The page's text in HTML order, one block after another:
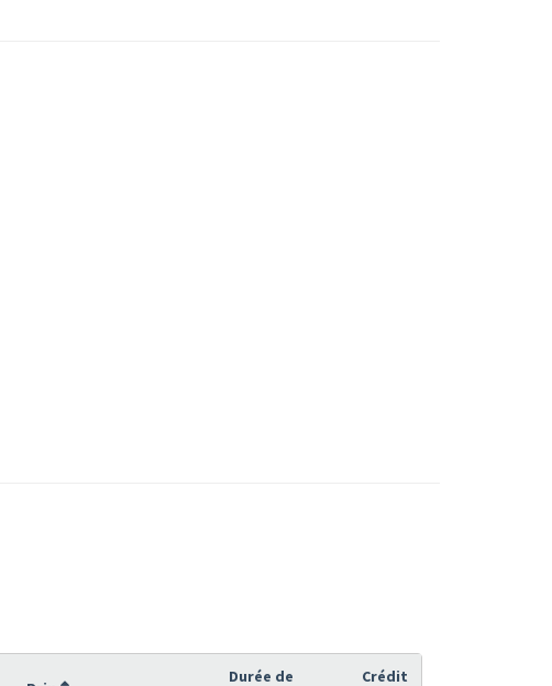
Durée de
Crédit